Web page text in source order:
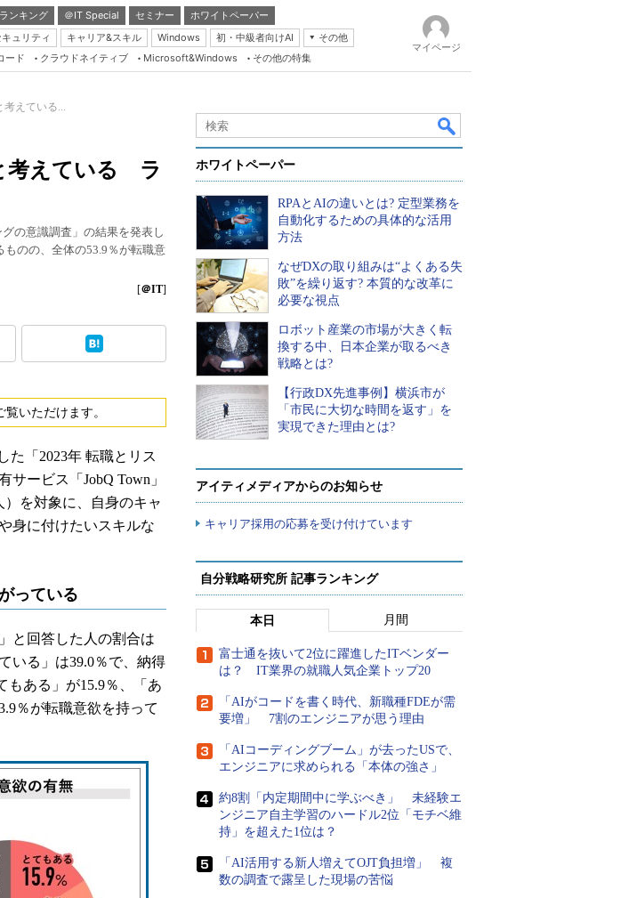
ンキング ＠IT Special セミナー
ホワイトペーパー
ュリティ キャリア&スキル Windows 初・中級者向けAI
その他
Server & Storage
Java Agile
Database Expert
Linux ＆ OSS
Master of IP Network
Security & Trust
Test & Tools
ード クラウドネイティブ Microsoft&Windows その他の特集
マイページ
考えている...
考えている ラ
の意識調査」の結果を発表し
のの、全体の53.9％が転職意
[＠IT]
いただけます。
た「2023年 転職とリス
ービス「JobQ Town」
を対象に、自身のキャ
身に付けたいスキルな
っている
と回答した人の割合は
いる」は39.0％で、納得
もある」が15.9％、「あ
％が転職意欲を持って
ホワイトペーパー
RPAとAIの違いとは? 定型業務を
自動化するための具体的な活用
方法
なぜDXの取り組みは“よくある失
敗”を繰り返す? 本質的な改革に
必要な視点
ロボット産業の市場が大きく転
換する中、日本企業が取るべき
戦略とは?
【行政DX先進事例】横浜市が
「市民に大切な時間を返す」を
実現できた理由とは?
アイティメディアからのお知らせ
キャリア採用の応募を受け付けています
自分戦略研究所 記事ランキング
本日 月間
富士通を抜いて2位に躍進したITベンダー
は？ IT業界の就職人気企業トップ20
「AIがコードを書く時代、新職種FDEが需
要増」 7割のエンジニアが思う理由
「AIコーディングブーム」が去ったUSで、
エンジニアに求められる「本体の強さ」
約8割「内定期間中に学ぶべき」 未経験エ
ンジニア自主学習のハードル2位「モチベ維
持」を超えた1位は？
「AI活用する新人増えてOJT負担増」 複
数の調査で露呈した現場の苦悩